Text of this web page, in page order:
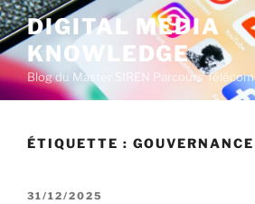
A
l
l
e
r
DIGITAL MEDIA
KNOWLEDGE
Blog du Master SIREN Parcours
ÉTIQUETTE :
P
31/12/2025